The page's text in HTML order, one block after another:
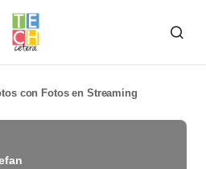
con Fotos en Streaming